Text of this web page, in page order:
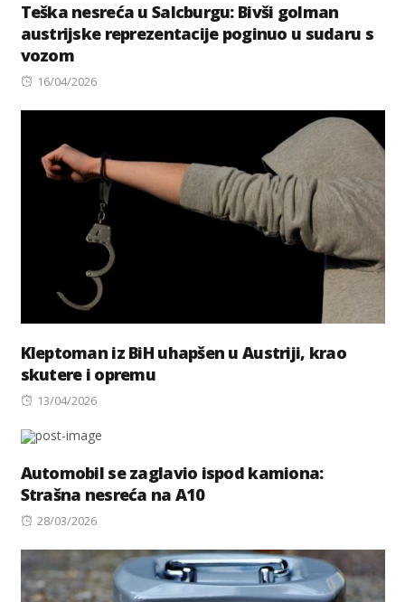
Teška nesreća u Salcburgu: Bivši golman
austrijske reprezentacije poginuo u sudaru s
vozom
Posted
16/04/2026
Kleptoman iz BiH uhapšen u Austriji, krao
skutere i opremu
Posted
13/04/2026
Automobil se zaglavio ispod kamiona:
Strašna nesreća na A10
Posted
28/03/2026